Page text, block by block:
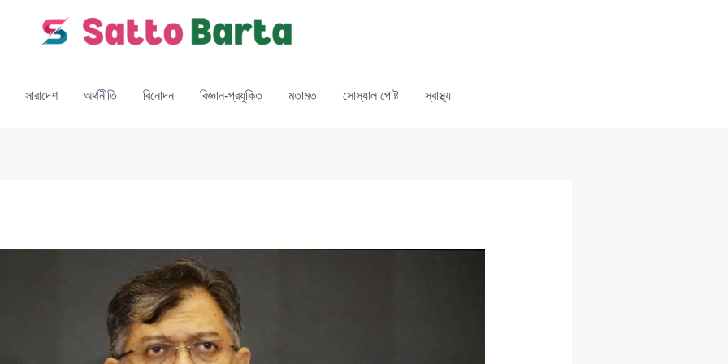
সারাদেশ অর্থনীতি বিনোদন বিজ্ঞান-প্রযুক্তি মতামত সোস্যাল পোষ্ট স্বাস্থ্য